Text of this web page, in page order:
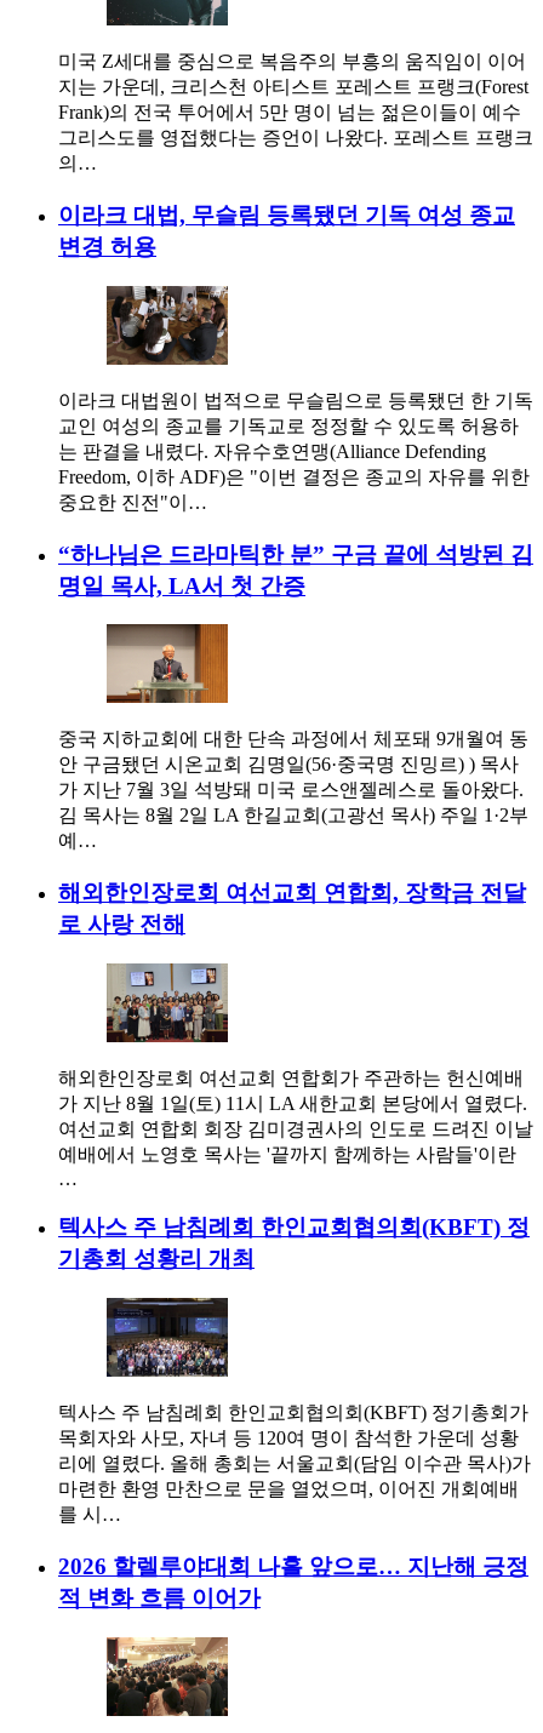
미국 Z세대를 중심으로 복음주의 부흥의 움직임이 이어
지는 가운데, 크리스천 아티스트 포레스트 프랭크(Forest
Frank)의 전국 투어에서 5만 명이 넘는 젊은이들이 예수
그리스도를 영접했다는 증언이 나왔다. 포레스트 프랭크
의…
이라크 대법, 무슬림 등록됐던 기독 여성 종교
변경 허용
이라크 대법원이 법적으로 무슬림으로 등록됐던 한 기독
교인 여성의 종교를 기독교로 정정할 수 있도록 허용하
는 판결을 내렸다. 자유수호연맹(Alliance Defending
Freedom, 이하 ADF)은 "이번 결정은 종교의 자유를 위한
중요한 진전"이…
“하나님은 드라마틱한 분” 구금 끝에 석방된 김
명일 목사, LA서 첫 간증
중국 지하교회에 대한 단속 과정에서 체포돼 9개월여 동
안 구금됐던 시온교회 김명일(56·중국명 진밍르) ) 목사
가 지난 7월 3일 석방돼 미국 로스앤젤레스로 돌아왔다.
김 목사는 8월 2일 LA 한길교회(고광선 목사) 주일 1·2부
예…
해외한인장로회 여선교회 연합회, 장학금 전달
로 사랑 전해
해외한인장로회 여선교회 연합회가 주관하는 헌신예배
가 지난 8월 1일(토) 11시 LA 새한교회 본당에서 열렸다.
여선교회 연합회 회장 김미경권사의 인도로 드려진 이날
예배에서 노영호 목사는 '끝까지 함께하는 사람들'이란
…
텍사스 주 남침례회 한인교회협의회(KBFT) 정
기총회 성황리 개최
텍사스 주 남침례회 한인교회협의회(KBFT) 정기총회가
목회자와 사모, 자녀 등 120여 명이 참석한 가운데 성황
리에 열렸다. 올해 총회는 서울교회(담임 이수관 목사)가
마련한 환영 만찬으로 문을 열었으며, 이어진 개회예배
를 시…
2026 할렐루야대회 나흘 앞으로… 지난해 긍정
적 변화 흐름 이어가